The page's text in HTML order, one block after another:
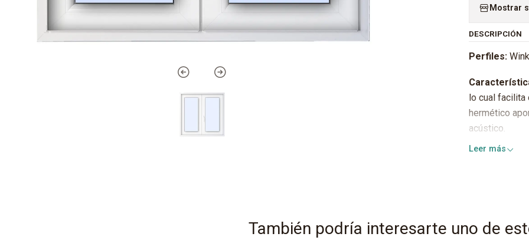
Mostrar
DESCRIPCIÓN
Perfiles:
lo cual facilita
hermético
acústico.
Herrajes:
Color del
Leer más
También podría interesarte uno de